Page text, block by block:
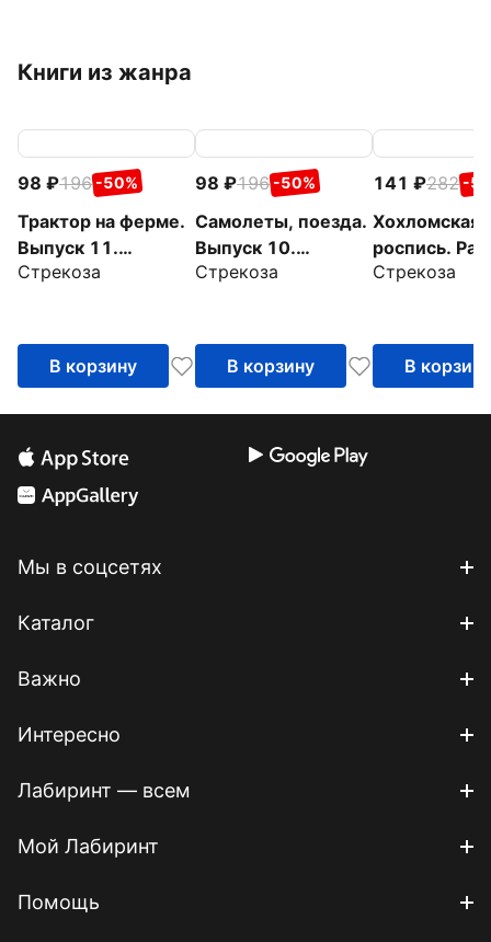
Книги из жанра
98 196 -50%
Трактор на ферме.
Выпуск 11.
Раскраска с
Стрекоза
В корзину
98 196 -50%
Самолеты, поезда.
Выпуск 10.
Раскраска с
Стрекоза
В корзину
141 282 -
Хохломская
роспись.
с
Стрекоза
В корзину
Мы в соцсетях
Каталог
Важно
Интересно
Лабиринт — всем
Мой Лабиринт
Помощь